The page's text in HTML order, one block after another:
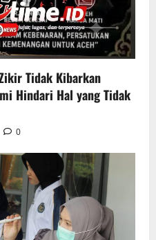
Tidak Kibarkan
Hindari Hal yang Tidak
0